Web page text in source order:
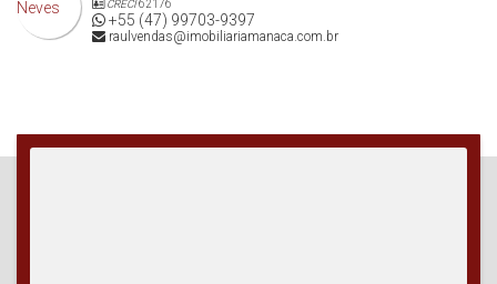
CRECI62176
+55 (47) 99703-9397
raulvendas@imobiliariamanaca.com.br